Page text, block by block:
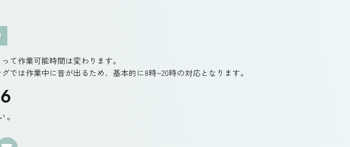
て作業可能時間は変わります。
では作業中に音が出るため、基本的に8時~20時の対応となります。